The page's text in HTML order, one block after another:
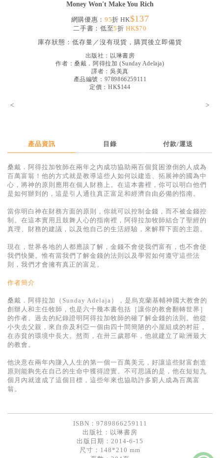
哲學／宗教比較
見證／傳記
文藝／勵志
童書
暢銷榜
中文二手書
英文二手書
電子書
Money Won't Make You Rich
網購優惠： 95折 HK$137
二手書：低至5折HK$70
庫存狀態： 低存量／沒有現貨，購買後立即備貨
出版社： 以琳書房
作者：桑戴．阿得拉加 (Sunday Adelaja)
譯者： 吳美真
產品編號：9789866259111
定價：HK$144
< >
產品資訊 目錄 付款/運送
桑戴．阿得拉加牧師在兩年之內成功協助兩百個貧困潦倒的人成為
百萬富翁！他的方式就是教導這些人如何以建造、拓展神的國為中
心，將神的原則應用在個人財務上。在這本書裡，你可以明白他們
是如何辦到的，這是引人通往真正富足和經濟自由必備的指南。
當你明白神在財務方面的原則，你就可以控制金錢，而不被金錢控
制。在這本實用且鼓舞人心的指南裡，阿得拉加牧師結合了聖經的
真理、財務的建議，以及他自己的生活經驗，來解釋下面的主題。
現在，世界各地的人都應該了解，金錢不會使我們富有，也不會使
我們快樂。惟有當我們了解金錢的法則以及學習如何遵守這些法
則，我們才會擁有真正的富足。
作者簡介
桑戴．阿得拉加（Sunday Adelaja），是烏克蘭基輔神國大教會的
創辦人和主任牧師，也是六十幾本書包括［讓你的教會翻轉世界］
的作者。過去的紀錄證明阿得拉加牧師的確了解金錢的法則。他從
小失去父親，來自奈及利亞一個由四十間簡陋的小屋組成的村莊，
在赤貧的環境中長大。然而，在卅三歲那年，他就建立了歐洲最大
的教會。
他決意在兩年內賺入人生的第一個一百萬美元，好讓這些財富創造
原則能夠先在自己的生命中獲得證實。不可思議的是，他在短短九
個月內就達成了這個目標，這些年來也協助許多窮人成為百萬富
翁。
ISBN：9789866259111
出版社： 以琳書房
出版日期：2014-6-15
尺寸：148*210 mm